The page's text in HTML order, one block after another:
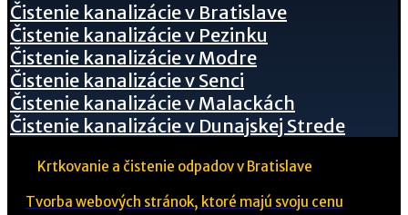
Čistenie kanalizácie v Bratislave
Čistenie kanalizácie v Pezinku
Čistenie kanalizácie v Modre
Čistenie kanalizácie v Senci
Čistenie kanalizácie v Malackách
Čistenie kanalizácie v Dunajskej Strede
Krtkovanie a čistenie odpadov v Bratislave
Tvorba webových stránok, ktoré majú svoju cenu